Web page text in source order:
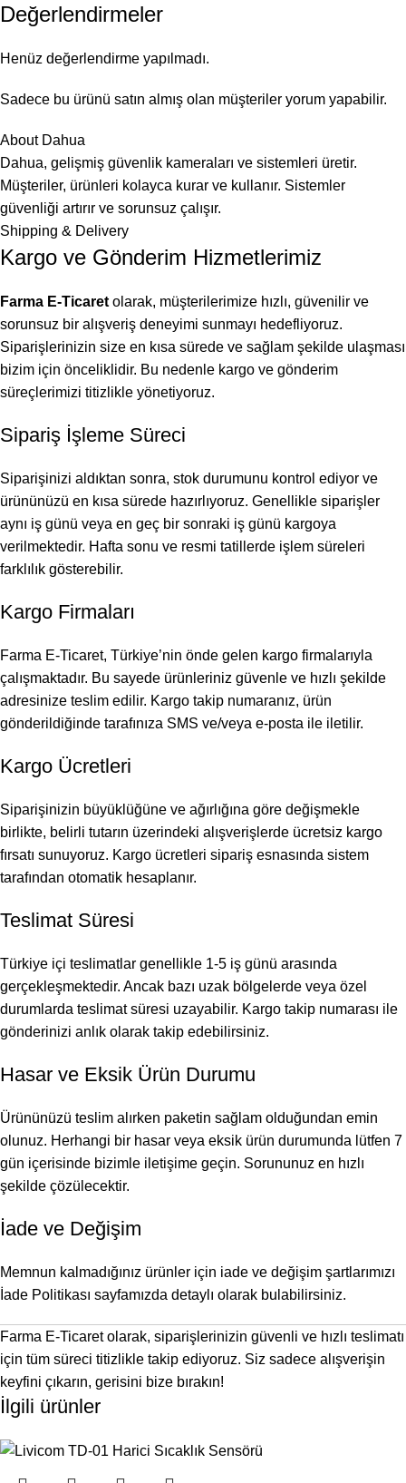
Değerlendirmeler
Henüz değerlendirme yapılmadı.
Sadece bu ürünü satın almış olan müşteriler yorum yapabilir.
About Dahua
Dahua, gelişmiş güvenlik kameraları ve sistemleri üretir.
Müşteriler, ürünleri kolayca kurar ve kullanır. Sistemler
güvenliği artırır ve sorunsuz çalışır.
Shipping & Delivery
Kargo ve Gönderim Hizmetlerimiz
Farma E-Ticaret olarak, müşterilerimize hızlı, güvenilir ve
sorunsuz bir alışveriş deneyimi sunmayı hedefliyoruz.
Siparişlerinizin size en kısa sürede ve sağlam şekilde ulaşması
bizim için önceliklidir. Bu nedenle kargo ve gönderim
süreçlerimizi titizlikle yönetiyoruz.
Sipariş İşleme Süreci
Siparişinizi aldıktan sonra, stok durumunu kontrol ediyor ve
ürününüzü en kısa sürede hazırlıyoruz. Genellikle siparişler
aynı iş günü veya en geç bir sonraki iş günü kargoya
verilmektedir. Hafta sonu ve resmi tatillerde işlem süreleri
farklılık gösterebilir.
Kargo Firmaları
Farma E-Ticaret, Türkiye’nin önde gelen kargo firmalarıyla
çalışmaktadır. Bu sayede ürünleriniz güvenle ve hızlı şekilde
adresinize teslim edilir. Kargo takip numaranız, ürün
gönderildiğinde tarafınıza SMS ve/veya e-posta ile iletilir.
Kargo Ücretleri
Siparişinizin büyüklüğüne ve ağırlığına göre değişmekle
birlikte, belirli tutarın üzerindeki alışverişlerde ücretsiz kargo
fırsatı sunuyoruz. Kargo ücretleri sipariş esnasında sistem
tarafından otomatik hesaplanır.
Teslimat Süresi
Türkiye içi teslimatlar genellikle 1-5 iş günü arasında
gerçekleşmektedir. Ancak bazı uzak bölgelerde veya özel
durumlarda teslimat süresi uzayabilir. Kargo takip numarası ile
gönderinizi anlık olarak takip edebilirsiniz.
Hasar ve Eksik Ürün Durumu
Ürününüzü teslim alırken paketin sağlam olduğundan emin
olunuz. Herhangi bir hasar veya eksik ürün durumunda lütfen 7
gün içerisinde bizimle iletişime geçin. Sorununuz en hızlı
şekilde çözülecektir.
İade ve Değişim
Memnun kalmadığınız ürünler için iade ve değişim şartlarımızı
İade Politikası sayfamızda detaylı olarak bulabilirsiniz.
Farma E-Ticaret olarak, siparişlerinizin güvenli ve hızlı teslimatı
için tüm süreci titizlikle takip ediyoruz. Siz sadece alışverişin
keyfini çıkarın, gerisini bize bırakın!
İlgili ürünler